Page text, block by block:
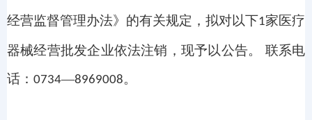
经营监督管理办法》的有关规定，拟对以下1家医疗
器械经营批发企业依法注销，现予以公告。 联系电
话： 0734—8969008。